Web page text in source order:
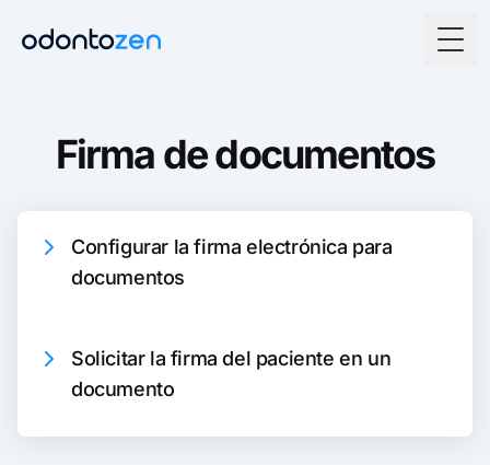
Firma de documentos
Configurar la firma electrónica para
documentos
Solicitar la firma del paciente en un
documento